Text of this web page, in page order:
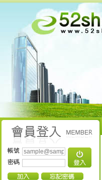
帳號
密碼